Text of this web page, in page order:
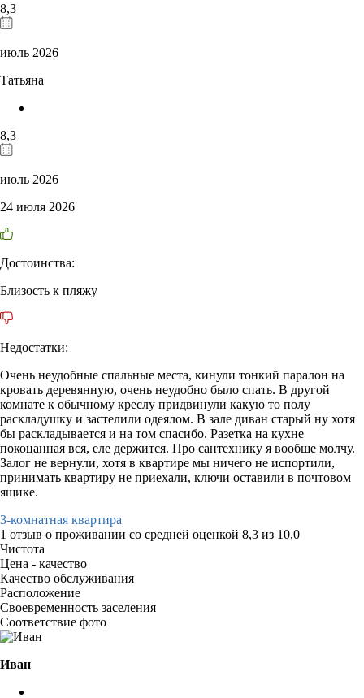
8,3
июль 2026
Татьяна
8,3
июль 2026
24 июля 2026
Достоинства:
Близость к пляжу
Недостатки:
Очень неудобные спальные места, кинули тонкий паралон на
кровать деревянную, очень неудобно было спать. В другой
комнате к обычному креслу придвинули какую то полу
раскладушку и застелили одеялом. В зале диван старый ну хотя
бы раскладывается и на том спасибо. Разетка на кухне
покоцанная вся, еле держится. Про сантехнику я вообще молчу.
Залог не вернули, хотя в квартире мы ничего не испортили,
принимать квартиру не приехали, ключи оставили в почтовом
ящике.
3-комнатная квартира
1 отзыв о проживании со средней оценкой 8,3 из 10,0
Чистота
Цена - качество
Качество обслуживания
Расположение
Своевременность заселения
Соответствие фото
Иван